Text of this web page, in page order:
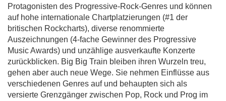
Protagonisten des Progressive-Rock-Genres und können
auf hohe internationale Chartplatzierungen (#1 der
britischen Rockcharts), diverse renommierte
Auszeichnungen (4-fache Gewinner des Progressive
Music Awards) und unzählige ausverkaufte Konzerte
zurückblicken. Big Big Train bleiben ihren Wurzeln treu,
gehen aber auch neue Wege. Sie nehmen Einflüsse aus
verschiedenen Genres auf und behaupten sich als
versierte Grenzgänger zwischen Pop, Rock und Prog im